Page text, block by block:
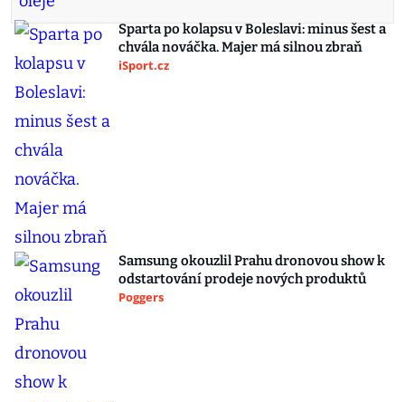
Sparta po kolapsu v Boleslavi: minus šest a
chvála nováčka. Majer má silnou zbraň
iSport.cz
Samsung okouzlil Prahu dronovou show k
odstartování prodeje nových produktů
Poggers